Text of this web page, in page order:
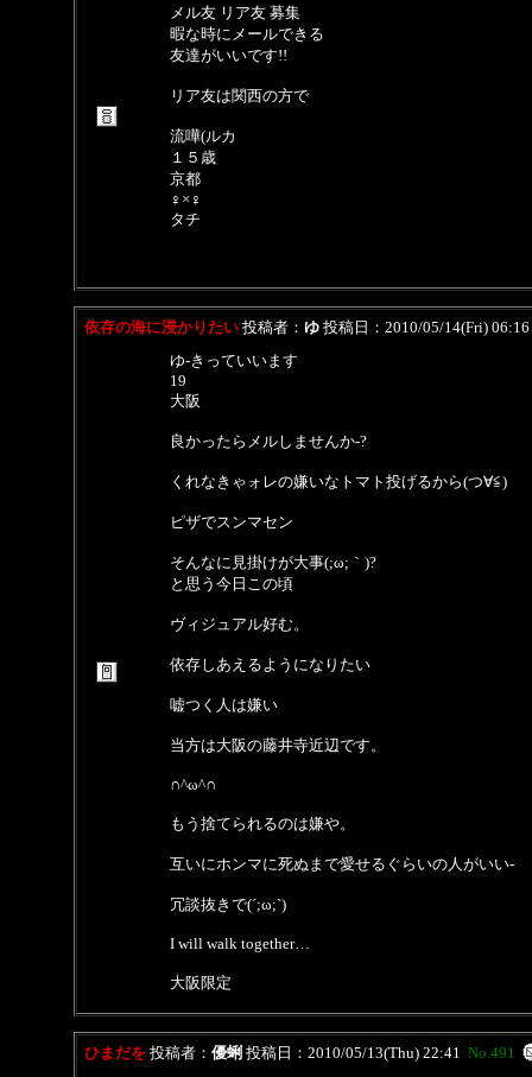
メル友 リア友 募集
暇な時にメールできる
友達がいいです!!
リア友は関西の方で
流嘩(ルカ
１５歳
京都
♀×♀
タチ
依存の海に浸かりたい投稿者： ゆ投稿日：2010/05/14(Fri) 06:16
ゆ-きっていいます
19
大阪
良かったらメルしませんか-?
くれなきゃォレの嫌いなトマト投げるから(つ∀≦)
ピザでスンマセン
そんなに見掛けが大事(;ω;｀)?
と思う今日この頃
ヴィジュアル好む。
依存しあえるようになりたい
嘘つく人は嫌い
当方は大阪の藤井寺近辺です。
∩^ω^∩
もう捨てられるのは嫌や。
互いにホンマに死ぬまで愛せるぐらいの人がいい-
冗談抜きで(´;ω;`)
I will walk together…
大阪限定
ひまだを投稿者： 優蜊 投稿日：2010/05/13(Thu) 22:41 No.491